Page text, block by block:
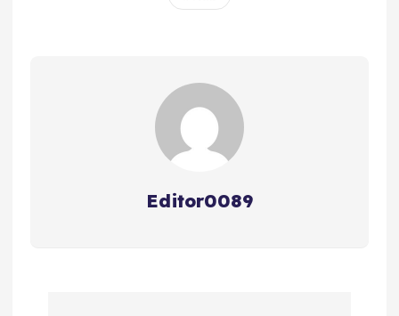
d
Editor0089